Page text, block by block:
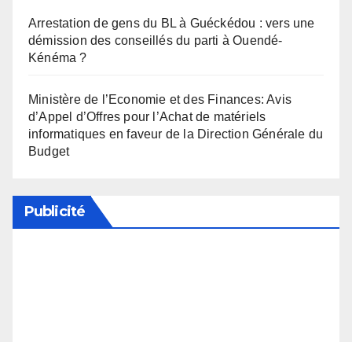
Arrestation de gens du BL à Guéckédou : vers une
démission des conseillés du parti à Ouendé-
Kénéma ?
Ministère de l’Economie et des Finances: Avis
d’Appel d’Offres pour l’Achat de matériels
informatiques en faveur de la Direction Générale du
Budget
Publicité